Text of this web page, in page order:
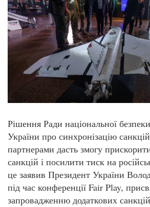
Рішення Ради національної
України про синхронізацію
партнерами дасть змогу
санкцій і посилити тиск на
це заявив Президент України
під час конференції Fair Play,
запровадженню додаткових